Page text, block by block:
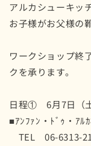
アルカシューキッ
お子様がお父様の
ワークショップ終
クを承ります。
日程① 6月7日（土
■ｱﾝﾌｧﾝ・ﾄﾞｩ・ｱﾙ
TEL 06-6313-